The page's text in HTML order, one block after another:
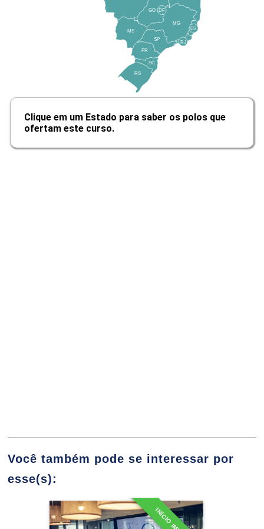
10h
Gestão de Pessoas e Organização
10h
Gestão Financeira e Tomada de Decisões
Fluxo de Caixa
MS
GO
PR
SC
RS
SP
MG
RJ
ES
DF
Clique em um Estado para saber os polos que
ofertam este curso.
Você também pode se interessar por
esse(s):
Especialização em
Controladoria e Finanças